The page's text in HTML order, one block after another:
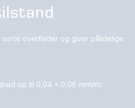
overflader og giver pålidelige
op til 0,04 + 0,06 mm/m